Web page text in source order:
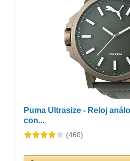
Puma Ultrasize - Reloj
con...
(460)